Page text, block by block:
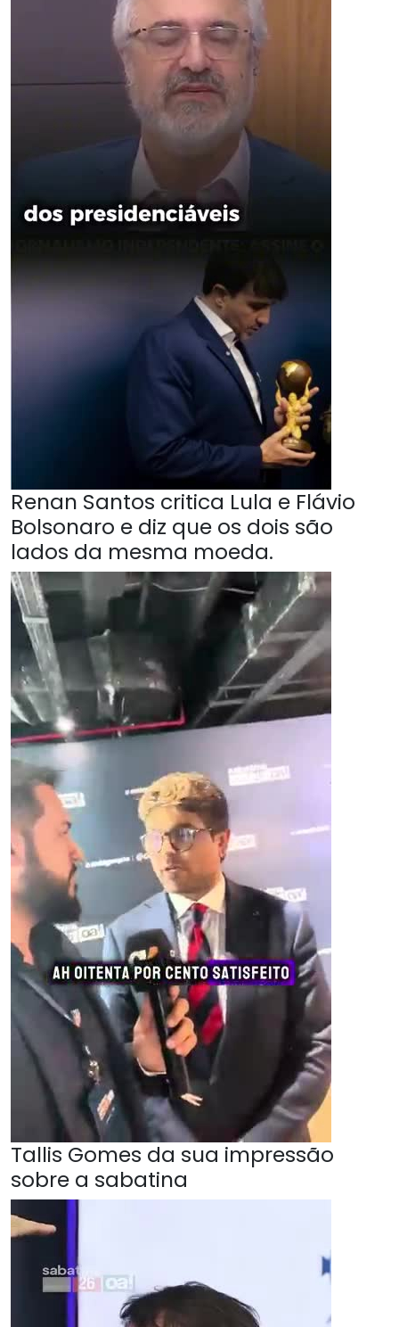
Renan Santos critica Lula e Flávio
Bolsonaro e diz que os dois são
lados da mesma moeda.
Tallis Gomes da sua impressão
sobre a sabatina